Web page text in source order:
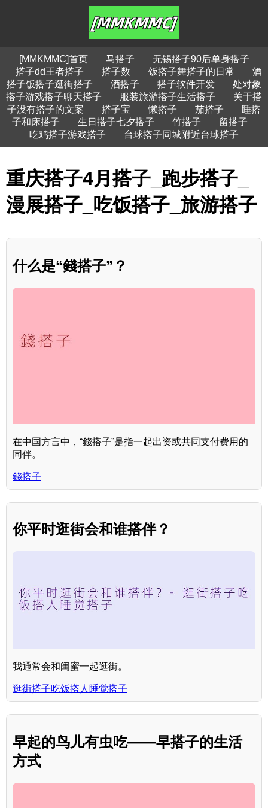
[MMKMMC]首页 马搭子
无锡搭子90后单身搭子
搭子dd王者搭子
搭子数 饭搭子舞搭子的日常
酒
搭子饭搭子逛街搭子
酒搭子 搭子软件开发
处对象
搭子游戏搭子聊天搭子
服装旅游搭子生活搭子
关于搭
子没有搭子的文案
搭子宝 懒搭子 茄搭子
睡搭
子和床搭子
生日搭子七夕搭子 竹搭子
留搭子
吃鸡搭子游戏搭子
台球搭子同城附近台球搭子
重庆搭子4月搭子_跑步搭子_
漫展搭子_吃饭搭子_旅游搭子
什么是“錢搭子”？
在中国方言中，“錢搭子”是指一起出资或共同支付费用的
同伴。
錢搭子
你平时逛街会和谁搭伴？
我通常会和闺蜜一起逛街。
逛街搭子吃饭搭人睡觉搭子
早起的鸟儿有虫吃——早搭子的生活
方式